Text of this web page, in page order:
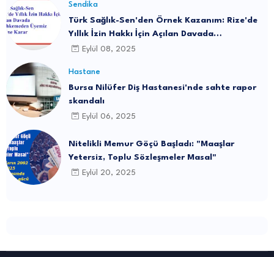
Sendika
Türk Sağlık-Sen'den Örnek Kazanım: Rize'de
Yıllık İzin Hakkı İçin Açılan Davada
Mahkemeden Üyemiz Lehine Karar
Eylül 08, 2025
Hastane
Bursa Nilüfer Diş Hastanesi'nde sahte rapor
skandalı
Eylül 06, 2025
Nitelikli Memur Göçü Başladı: "Maaşlar
Yetersiz, Toplu Sözleşmeler Masal"
Eylül 20, 2025